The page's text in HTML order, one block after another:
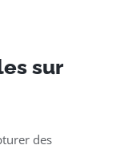
sur
des